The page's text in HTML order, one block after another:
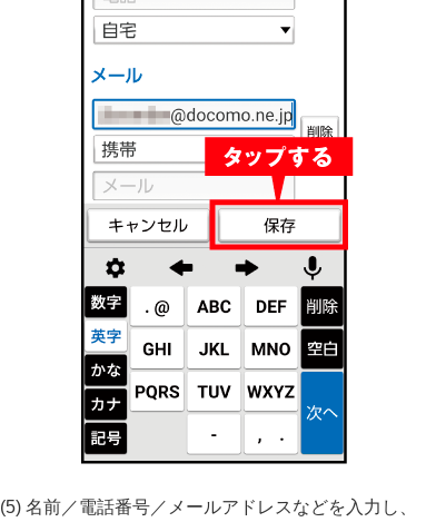
(5) 名前／電話番号／メールアドレスなどを入力し、